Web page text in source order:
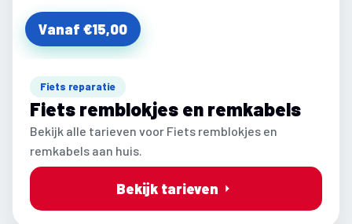
Vanaf €15,00
Fiets reparatie
Fiets remblokjes en remkabels
Bekijk alle tarieven voor Fiets remblokjes en
remkabels aan huis.
Bekijk tarieven